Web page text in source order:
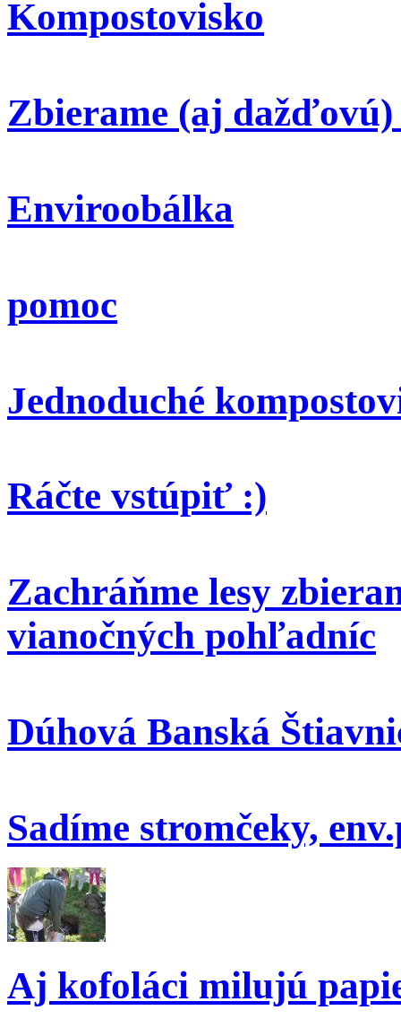
Kompostovisko
Zbierame (aj
Enviroobálka
pomoc
Jednoduché
Ráčte vstúpiť :)
Zachráňme lesy
vianočných pohľadníc
Dúhová Banská
Sadíme stromčeky,
Aj kofoláci milujú